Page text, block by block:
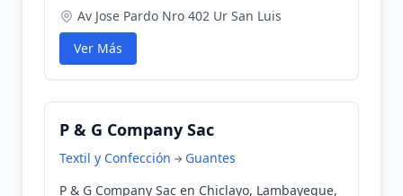
Av Jose Pardo Nro 402 Ur San Luis
Ver Más
P & G Company Sac
Textil y Confección
Guantes
P & G Company Sac en Chiclayo, Lambayeque,